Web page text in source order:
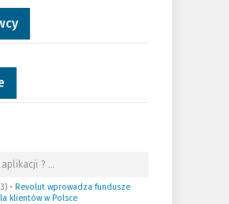
? …
• Revolut wprowadza fundusze
klientów w Polsce